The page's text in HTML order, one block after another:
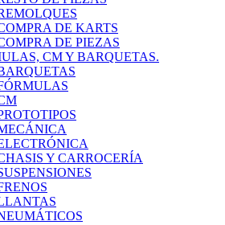
DE KARTS
DE PIEZAS
CM Y BARQUETAS.
Y CARROCERÍA